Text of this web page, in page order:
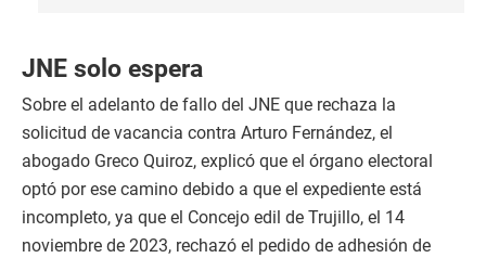
JNE solo espera
Sobre el adelanto de fallo del JNE que rechaza la
solicitud de vacancia contra Arturo Fernández, el
abogado Greco Quiroz, explicó que el órgano electoral
optó por ese camino debido a que el expediente está
incompleto, ya que el Concejo edil de Trujillo, el 14
noviembre de 2023, rechazó el pedido de adhesión de